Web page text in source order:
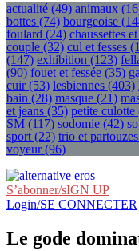
actualité (49) animaux
bottes (74) bourgeoise
foulard (24) chaussettes
couple (32) cul et fesses
(147) exhibition (123)
(90) fouet et fessée (35)
cuir(53) lesbiennes (403)
bain (28) masque (21)
et jeans (35) petite culotte
SM (117) sodomie (42)
sport (22) trio et partouzes
voyeur(96)
S’abonner/sIGN UP
Login/SE CONNECTER
Le gode